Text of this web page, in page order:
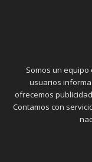
Somos un
usuarios
ofrecemos
Contamos con